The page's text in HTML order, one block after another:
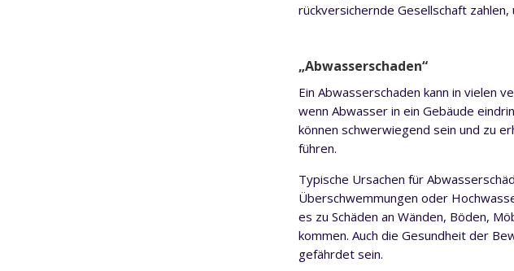
rückversichernde Gesellschaft
„Abwasserschaden“
Ein Abwasserschaden kann in vielen
wenn Abwasser in ein Gebäude
können schwerwiegend sein und zu
führen.
Typische Ursachen für
Überschwemmungen oder
es zu Schäden an Wänden, Böden,
kommen. Auch die Gesundheit der
gefährdet sein.